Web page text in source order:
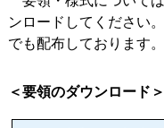
ンロードしてください
でも配布しております。
＜要領のダウンロード＞